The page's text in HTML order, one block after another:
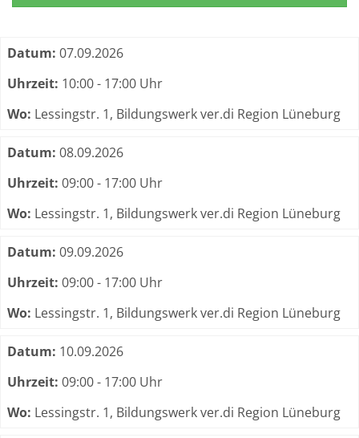
Termine zum dieser Kurs
Datum: 07.09.2026
Uhrzeit: 10:00 - 17:00 Uhr
Wo: Lessingstr. 1, Bildungswerk ver.di Region Lüneburg
Datum: 08.09.2026
Uhrzeit: 09:00 - 17:00 Uhr
Wo: Lessingstr. 1, Bildungswerk ver.di Region Lüneburg
Datum: 09.09.2026
Uhrzeit: 09:00 - 17:00 Uhr
Wo: Lessingstr. 1, Bildungswerk ver.di Region Lüneburg
Datum: 10.09.2026
Uhrzeit: 09:00 - 17:00 Uhr
Wo: Lessingstr. 1, Bildungswerk ver.di Region Lüneburg